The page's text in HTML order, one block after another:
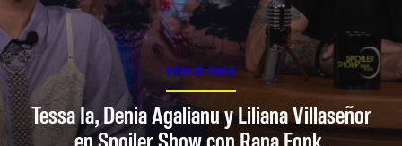
SPOILER SHOW
Tessa Ia, Denia Agalianu y Liliana Villaseñor